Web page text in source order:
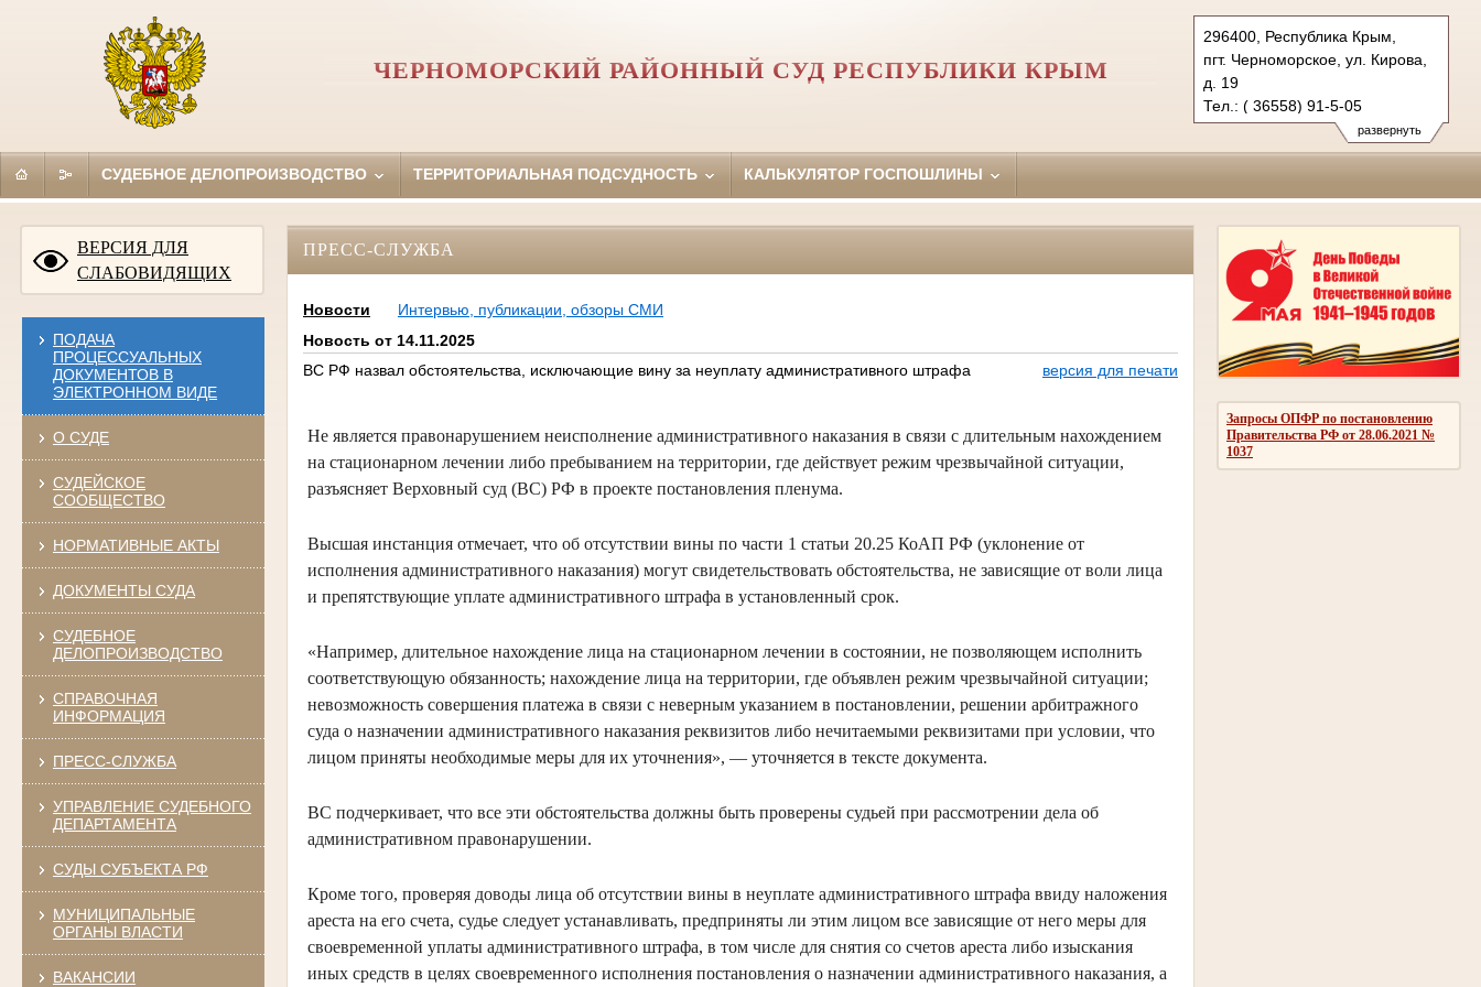
развернуть
296400, Республика Крым,
пгт. Черноморское, ул. Кирова,
д. 19
Тел.: ( 36558) 91-5-05
chernomorskiy.krm@sudrf.ru
показать на карте
ЧЕРНОМОРСКИЙ РАЙОННЫЙ СУД РЕСПУБЛИКИ КРЫМ
СУДЕБНОЕ ДЕЛОПРОИЗВОДСТВО ТЕРРИТОРИАЛЬНАЯ ПОДСУДНОСТЬ КАЛЬКУЛЯТОР ГОСПОШЛИНЫ
ВЕРСИЯ ДЛЯ
СЛАБОВИДЯЩИХ
ПОДАЧА
ПРОЦЕССУАЛЬНЫХ
ДОКУМЕНТОВ В
ЭЛЕКТРОННОМ ВИДЕ
О СУДЕ
СУДЕЙСКОЕ
СООБЩЕСТВО
НОРМАТИВНЫЕ АКТЫ
ДОКУМЕНТЫ СУДА
СУДЕБНОЕ
ДЕЛОПРОИЗВОДСТВО
СПРАВОЧНАЯ
ИНФОРМАЦИЯ
ПРЕСС-СЛУЖБА
УПРАВЛЕНИЕ СУДЕБНОГО
ДЕПАРТАМЕНТА
СУДЫ СУБЪЕКТА РФ
МУНИЦИПАЛЬНЫЕ
ОРГАНЫ ВЛАСТИ
ВАКАНСИИ
Запросы ОПФР по постановлению
Правительства РФ от 28.06.2021 №
1037
ПРЕСС-СЛУЖБА
Новости
Интервью, публикации, обзоры СМИ
Новость от 14.11.2025
ВС РФ назвал обстоятельства, исключающие вину за неуплату административного штрафа
версия для печати
Не является правонарушением неисполнение административного наказания в связи с длительным нахождением
на стационарном лечении либо пребыванием на территории, где действует режим чрезвычайной ситуации,
разъясняет Верховный суд (ВС) РФ в проекте постановления пленума.
Высшая инстанция отмечает, что об отсутствии вины по части 1 статьи 20.25 КоАП РФ (уклонение от
исполнения административного наказания) могут свидетельствовать обстоятельства, не зависящие от воли лица
и препятствующие уплате административного штрафа в установленный срок.
«Например, длительное нахождение лица на стационарном лечении в состоянии, не позволяющем исполнить
соответствующую обязанность; нахождение лица на территории, где объявлен режим чрезвычайной ситуации;
невозможность совершения платежа в связи с неверным указанием в постановлении, решении арбитражного
суда о назначении административного наказания реквизитов либо нечитаемыми реквизитами при условии, что
лицом приняты необходимые меры для их уточнения», — уточняется в тексте документа.
ВС подчеркивает, что все эти обстоятельства должны быть проверены судьей при рассмотрении дела об
административном правонарушении.
Кроме того, проверяя доводы лица об отсутствии вины в неуплате административного штрафа ввиду наложения
ареста на его счета, судье следует устанавливать, предприняты ли этим лицом все зависящие от него меры для
своевременной уплаты административного штрафа, в том числе для снятия со счетов ареста либо изыскания
иных средств в целях своевременного исполнения постановления о назначении административного наказания, а